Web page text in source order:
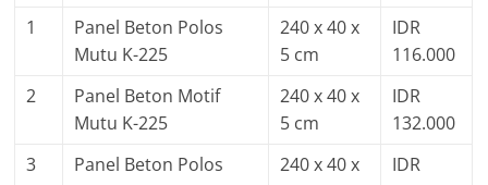
1
Panel Beton Polos
Mutu K-225
240 x 40 x
5 cm
IDR
116.000
2
Panel Beton Motif
Mutu K-225
240 x 40 x
5 cm
IDR
132.000
3
Panel Beton Polos
240 x 40 x
IDR